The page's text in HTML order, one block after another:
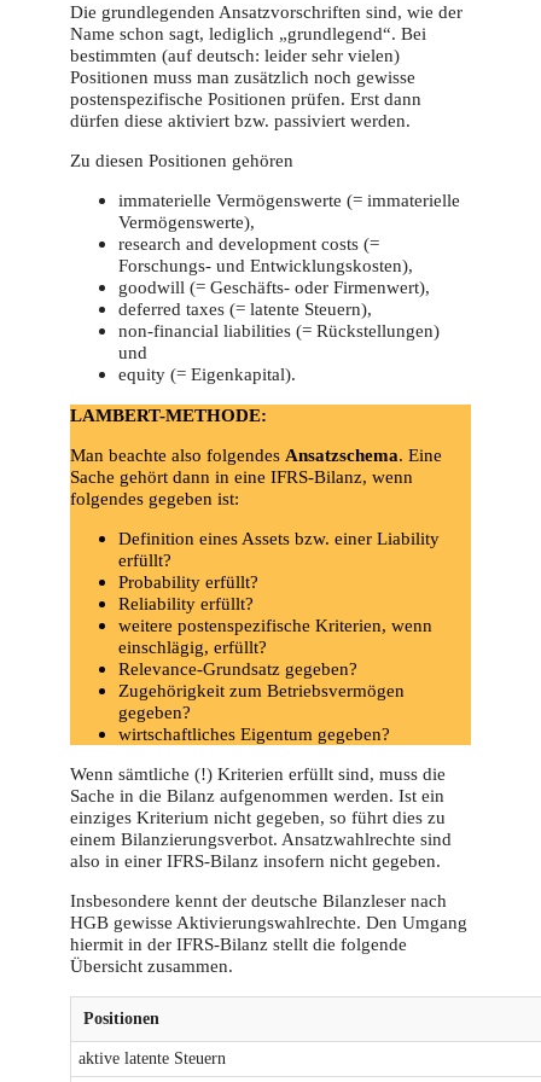
Die grundlegenden Ansatzvorschriften sind, wie der
Name schon sagt, lediglich „grundlegend“. Bei
bestimmten (auf deutsch: leider sehr vielen)
Positionen muss man zusätzlich noch gewisse
postenspezifische Positionen prüfen. Erst dann
dürfen diese aktiviert bzw. passiviert werden.
Zu diesen Positionen gehören
immaterielle Vermögenswerte (= immaterielle
Vermögenswerte),
research and development costs (=
Forschungs- und Entwicklungskosten),
goodwill (= Geschäfts- oder Firmenwert),
deferred taxes (= latente Steuern),
non-financial liabilities (= Rückstellungen)
und
equity (= Eigenkapital).
LAMBERT-METHODE:
Man beachte also folgendes Ansatzschema. Eine
Sache gehört dann in eine IFRS-Bilanz, wenn
folgendes gegeben ist:
Definition eines Assets bzw. einer Liability
erfüllt?
Probability erfüllt?
Reliability erfüllt?
weitere postenspezifische Kriterien, wenn
einschlägig, erfüllt?
Relevance-Grundsatz gegeben?
Zugehörigkeit zum Betriebsvermögen
gegeben?
wirtschaftliches Eigentum gegeben?
Wenn sämtliche (!) Kriterien erfüllt sind, muss die
Sache in die Bilanz aufgenommen werden. Ist ein
einziges Kriterium nicht gegeben, so führt dies zu
einem Bilanzierungsverbot. Ansatzwahlrechte sind
also in einer IFRS-Bilanz insofern nicht gegeben.
Insbesondere kennt der deutsche Bilanzleser nach
HGB gewisse Aktivierungswahlrechte. Den Umgang
hiermit in der IFRS-Bilanz stellt die folgende
Übersicht zusammen.
Positionen
aktive latente Steuern